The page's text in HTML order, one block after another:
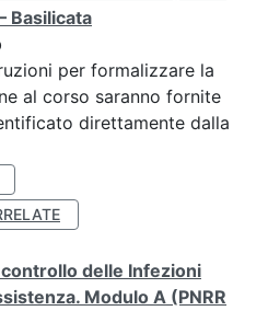
Basilicata
per formalizzare la
al corso saranno fornite
direttamente dalla
delle Infezioni
Modulo A (PNRR